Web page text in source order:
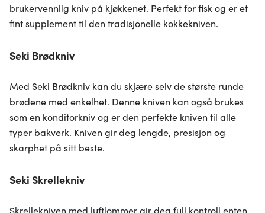
brukervennlig kniv på kjøkkenet. Perfekt for fisk og er et
fint supplement til den tradisjonelle kokkekniven.
Seki Brødkniv
Med Seki Brødkniv kan du skjære selv de største runde
brødene med enkelhet. Denne kniven kan også brukes
som en konditorkniv og er den perfekte kniven til alle
typer bakverk. Kniven gir deg lengde, presisjon og
skarphet på sitt beste.
Seki Skrellekniv
Skrellekniven med luftlommer gir deg full kontroll enten